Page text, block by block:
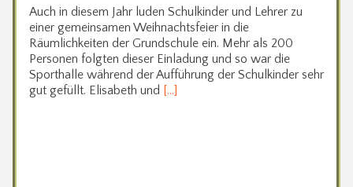
Auch in diesem Jahr luden Schulkinder und Lehrer zu
einer gemeinsamen Weihnachtsfeier in die
Räumlichkeiten der Grundschule ein. Mehr als 200
Personen folgten dieser Einladung und so war die
Sporthalle während der Aufführung der Schulkinder sehr
gut gefüllt. Elisabeth und […]